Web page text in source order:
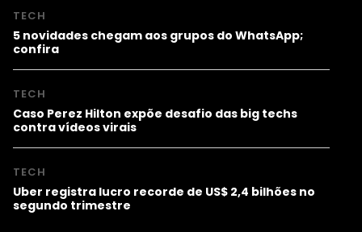
TECH
5 novidades chegam aos grupos do WhatsApp;
confira
TECH
Caso Perez Hilton expõe desafio das big techs
contra vídeos virais
TECH
Uber registra lucro recorde de US$ 2,4 bilhões no
segundo trimestre